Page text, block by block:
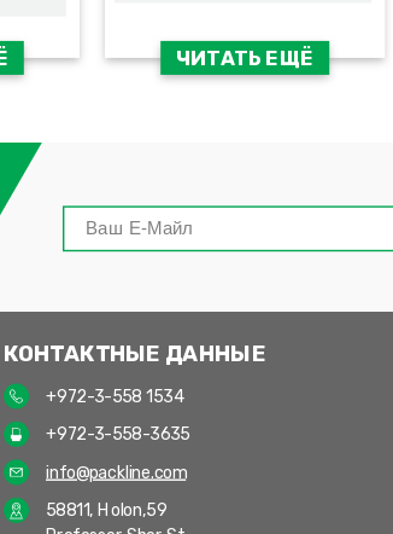
ЧИТАТЬ ЕЩЁ
КОНТАКТНЫЕ ДАННЫЕ
+972-3-558 1534
+972-3-558-3635
info@packline.com
58811, Holon,59